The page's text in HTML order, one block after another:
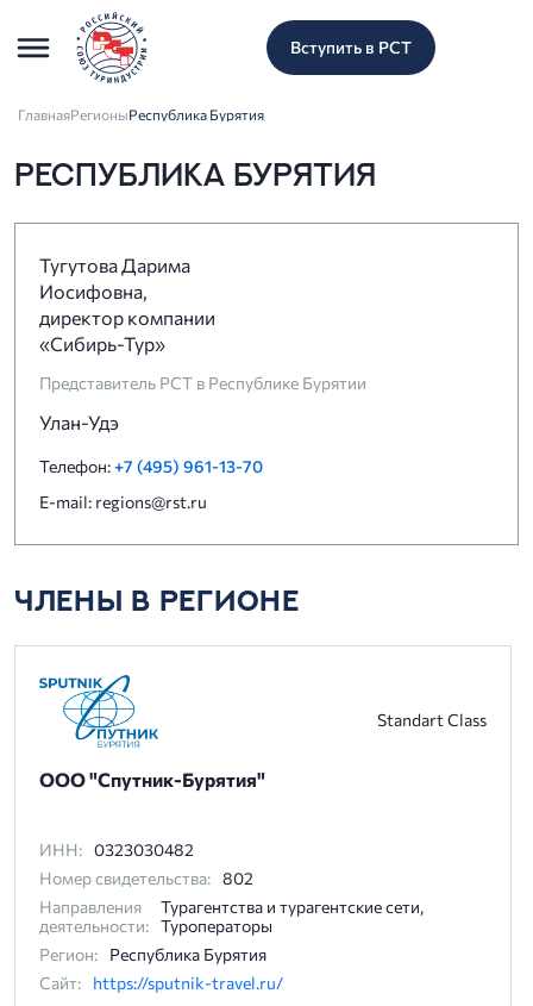
Вступить в РСТ
ГлавнаяРегионыРеспублика Бурятия
РЕСПУБЛИКА БУРЯТИЯ
Тугутова Дарима
Иосифовна,
директор компании
«Сибирь-Тур»
Представитель РСТ в Республике Бурятии
Улан-Удэ
Телефон:+7 (495) 961-13-70
E-mail: regions@rst.ru
ЧЛЕНЫ В РЕГИОНЕ
Standart Class
ООО "Спутник-Бурятия"
ИНН: 0323030482
Номер свидетельства: 802
Направления
деятельности:
Турагентства и турагентские сети,
Туроператоры
Регион:
Республика Бурятия
Сайт:
https://sputnik-travel.ru/